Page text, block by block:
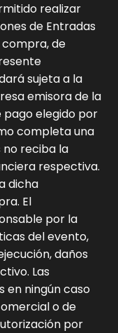
realizar
de Entradas
de
sujeta a la
emisora de la
elegido por
completa una
reciba la
respectiva.
dicha
El
por la
del evento,
daños
Las
en ningún caso
o de
por